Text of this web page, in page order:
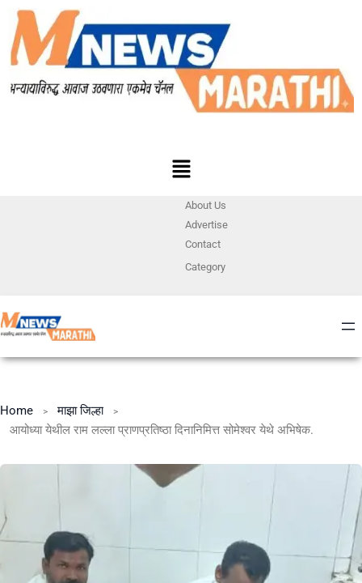
About Us
Advertise
Contact
Category
Home
माझा जिल्हा
आयोध्या येथील राम लल्ला प्राणप्रतिष्ठा दिनानिमित्त सोमेश्वर येथे अभिषेक.